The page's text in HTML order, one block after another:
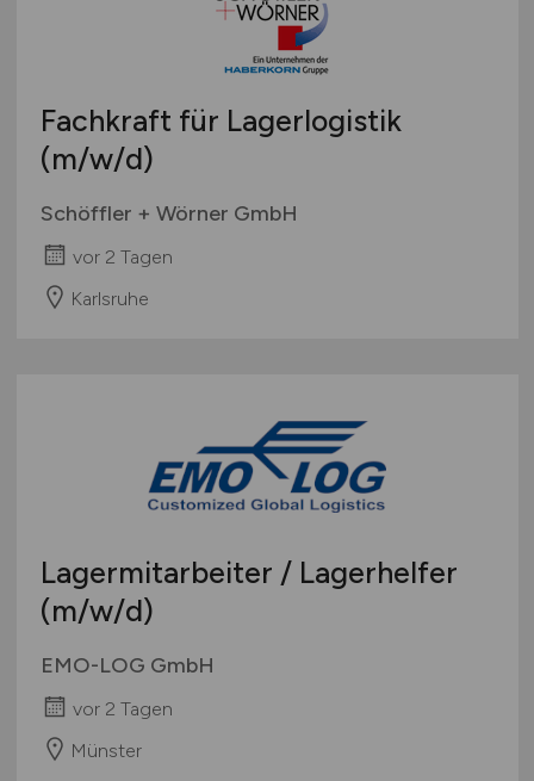
Fachkraft für Lagerlogistik
(m/w/d)
Schöffler + Wörner GmbH
vor 2 Tagen
Karlsruhe
Lagermitarbeiter / Lagerhelfer
(m/w/d)
EMO-LOG GmbH
vor 2 Tagen
Münster